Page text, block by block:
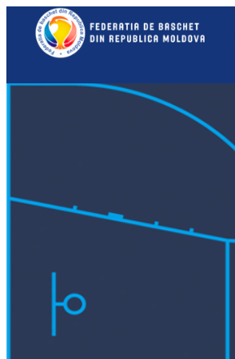
Перейти
содержимому